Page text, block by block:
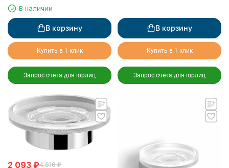
24051GВ наличии
В корзину
Купить в 1 клик
Запрос счета для юрлиц
В корзину
Купить в 1 клик
Запрос счета для юрлиц
2 093 ₽4 610 ₽